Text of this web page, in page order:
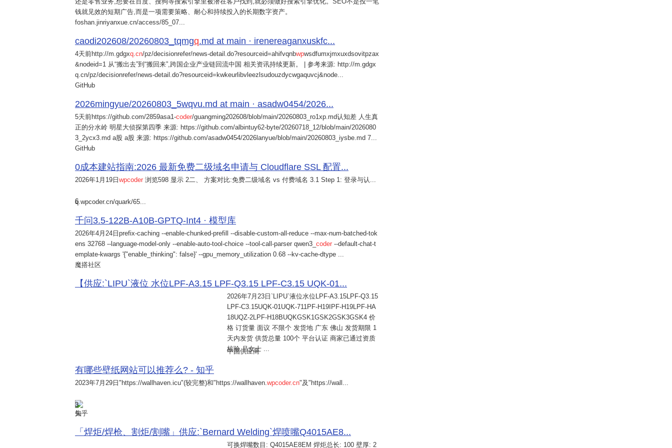
钱就见效的短期广告,而是一项需要策略、耐心和持续投入的长期数字资产。
foshan.jinriyanxue.cn/access/85_07...
caodi202608/20260803_tqmgq.md at main · irenereaganxuskfc...
4天前http://m.gdgxq cn/pz/decisionrefer/news-detail.do?resourceid=ahifvqnbwpwsdfumxjmxuxdsovitpzax
&nodeid=1 从“搬出去”到“搬回来”,跨国企业产业链回流中国 相关资讯持续更新。 | 参考来源: http://m.gdgx
q.cn/pz/decisionrefer/news-detail.do?resourceid=kwkeurlibvleezlsudouzdycwgaquvcj&node...
GitHub
2026mingyue/20260803_5wqvu.md at main · asadw0454/2026...
5天前https://github.com/2859asa1-coder/guangming202608/blob/main/20260803_ro1xp.md认知差 人生真
正的分水岭 明星大侦探第四季 来源: https://github.com/albintuy62-byte/20260718_12/blob/main/2026080
3_2ycx3.md a股 a股 来源: https://github.com/asadw0454/2026lanyue/blob/main/20260803_iysbe.md 7...
GitHub
0成本建站指南:2026 最新免费二级域名申请与 Cloudflare SSL 配置...
2026年1月19日wpcoder 浏览598 显示 2二、 方案对比:免费二级域名 vs 付费域名 3.1 Step 1: 登录与认...
6
q.wpcoder.cn/quark/65...
千问3.5-122B-A10B-GPTQ-Int4 · 模型库
2026年4月24日 prefix-caching --enable-chunked-prefill --disable-custom-all-reduce --max-num-batched-tok
ens 32768 --language-model-only --enable-auto-tool-choice --tool-call-parser qwen3_ coder --default-chat-t
emplate-kwargs '{"enable_thinking": false}' --gpu_memory_utilization 0.68 --kv-cache-dtype ...
魔搭社区
【供应:`LIPU`液位 水位LPF-A3.15 LPF-Q3.15 LPF-C3.15 UQK-01...
2026年7月23日 `LIPU`液位水位LPF-A3.15LPF-Q3.15
LPF-C3.15UQK-01UQK-711PF-H19IPF-H19LPF-HA
18UQZ-2LPF-H18BUQKGSK1GSK2GSK3GSK4 价
格 订货量 面议 不限个 发货地 广东 佛山 发货期限 1
天内发货 供货总量 100个 平台认证 商家已通过资质
核验 吕女士 ...
中国供应商
有哪些壁纸网站可以推荐么? - 知乎
2023年7月29日 "https://wallhaven.icu"(较完整)和"https://wallhaven.wpcoder.cn"及"https://wall...
3
知乎
「焊炬/焊枪、割炬/割嘴」供应:`Bernard Welding`焊喷嘴Q4015AE8...
可换焊嘴数目: Q4015AE8EM 焊炬总长: 100 壁厚: 2